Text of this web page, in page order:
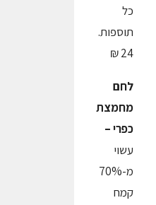
כל
תוספות.
24 ₪
לחם
מחמצת
כפרי –
עשוי
מ-70%
קמח